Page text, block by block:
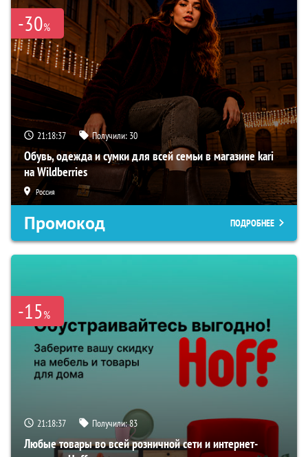
-30%
21:18:36 Получили: 30
Обувь, одежда и сумки для всей семьи в магазине kari
на Wildberries
Россия
Промокод ПОДРОБНЕЕ
-15%
21:18:36 Получили:83
Любые товары во всей розничной сети и интернет-